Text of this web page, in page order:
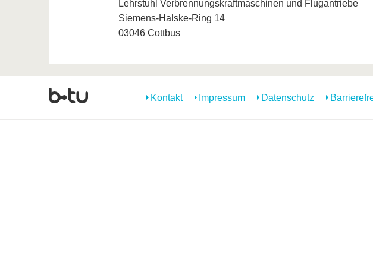
Lehrstuhl Verbrennungskraftmaschinen und Flugantriebe
Siemens-Halske-Ring 14
03046 Cottbus
Kontakt Impressum Datenschutz